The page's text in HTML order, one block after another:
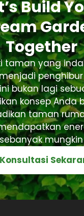
Build
Together
taman yang
bukan lagi
konsep Anda
taman
sebanyak mungkin
Konsultasi